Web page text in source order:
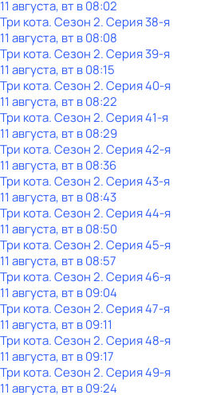
11 августа, вт в 08:02
Три кота. Сезон 2. Серия 38-я
11 августа, вт в 08:08
Три кота. Сезон 2. Серия 39-я
11 августа, вт в 08:15
Три кота. Сезон 2. Серия 40-я
11 августа, вт в 08:22
Три кота. Сезон 2. Серия 41-я
11 августа, вт в 08:29
Три кота. Сезон 2. Серия 42-я
11 августа, вт в 08:36
Три кота. Сезон 2. Серия 43-я
11 августа, вт в 08:43
Три кота. Сезон 2. Серия 44-я
11 августа, вт в 08:50
Три кота. Сезон 2. Серия 45-я
11 августа, вт в 08:57
Три кота. Сезон 2. Серия 46-я
11 августа, вт в 09:04
Три кота. Сезон 2. Серия 47-я
11 августа, вт в 09:11
Три кота. Сезон 2. Серия 48-я
11 августа, вт в 09:17
Три кота. Сезон 2. Серия 49-я
11 августа, вт в 09:24